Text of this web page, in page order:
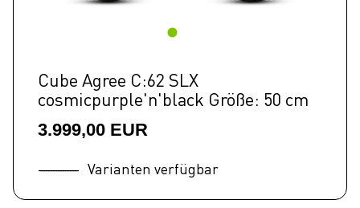
Cube Agree C:62 SLX
cosmicpurple'n'black Größe: 50 cm
3.999,00 EUR
Varianten verfügbar